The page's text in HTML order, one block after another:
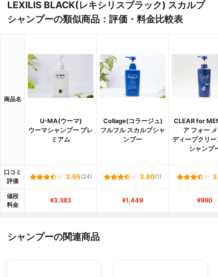
LEXILIS BLACK(レキシリスブラック) スカルプ
シャンプーの類似商品：評価・料金比較表
商品名
U-MA(ウーマ)
ウーマシャンプー プレ
ミアム
Collage(コラージュ)
フルフル スカルプシャ
ンプー
CLEAR for
ア フォー
ディープクリー
シャンプ
口コミ
評価
3.95(24) 3.80(1)
値段
料金
¥3,383 ¥1,449 ¥990
シャンプーの関連商品